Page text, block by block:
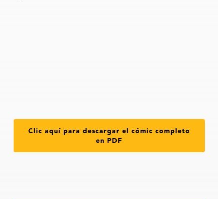
Clic aquí para descargar el cómic completo
en PDF